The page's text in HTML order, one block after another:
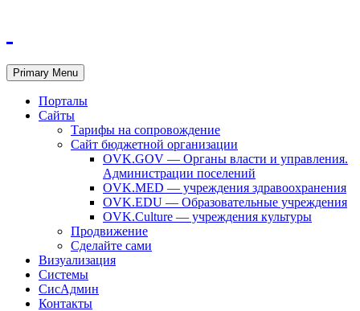
Primary Menu
Порталы
Сайты
Тарифы на сопровождение
Сайт бюджетной организации
OVK.GOV — Органы власти и управления.
Администрации поселений
OVK.MED — учреждения здравоохранения
OVK.EDU — Образовательные учреждения
OVK.Culture — учреждения культуры
Продвижение
Сделайте сами
Визуализация
Системы
СисАдмин
Контакты